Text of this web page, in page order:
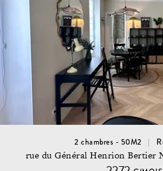
2 chambres - 50M2
rue du Général Henrion Bertier